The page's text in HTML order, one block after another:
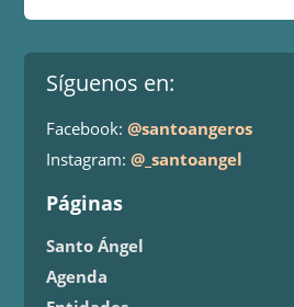
Síguenos en:
Facebook:@santoangeros
Instagram:@_santoangel
Páginas
Santo Ángel
Agenda